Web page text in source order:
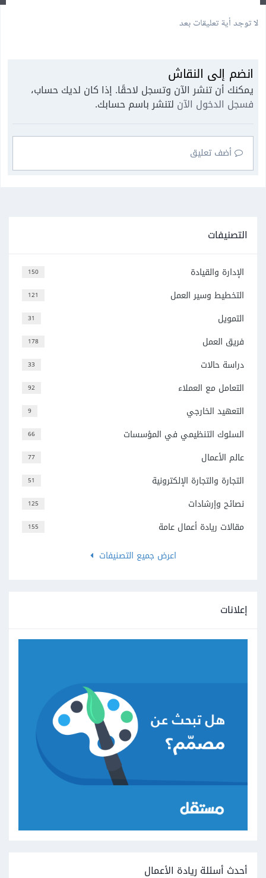
لا توجد أية تعليقات بعد
انضم إلى النقاش
يمكنك أن تنشر الآن وتسجل لاحقًا. إذا كان لديك حساب،
فسجل الدخول الآن لتنشر باسم حسابك.
أضف تعليق
التصنيفات
150 الإدارة والقيادة
121 التخطيط وسير العمل
31 التمويل
178 فريق العمل
33 دراسة حالات
92 التعامل مع العملاء
9 التعهيد الخارجي
66 السلوك التنظيمي في المؤسسات
77 عالم الأعمال
51 التجارة والتجارة الإلكترونية
125 نصائح وإرشادات
155
مقالات ريادة أعمال عامة
اعرض جميع التصنيفات
إعلانات
أحدث أسئلة ريادة الأعمال